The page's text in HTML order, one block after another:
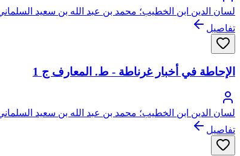
لسان الدين ابن الخطيب؛ محمد بن عبد الله بن سعيد
تفاصيل
الإحاطة في أخبار غرناطة - ط. المعارف ج 1
لسان الدين ابن الخطيب؛ محمد بن عبد الله بن سعيد
تفاصيل